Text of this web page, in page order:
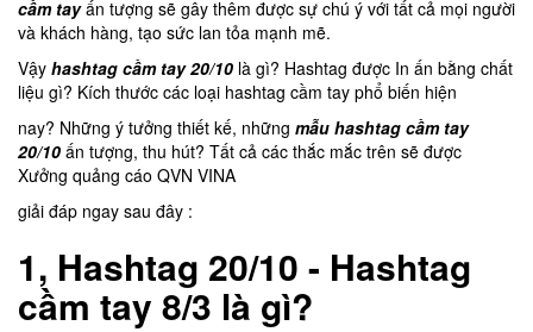
cầm tayấn tượng sẽ gây thêm được sự chú ý với tất cả mọi người
và khách hàng, tạo sức lan tỏa mạnh mẽ.
Vậy hashtag cầm tay 20/10 là gì? Hashtag được In ấn bằng chất
liệu gì? Kích thước các loại hashtag cầm tay phổ biến hiện
nay? Những ý tưởng thiết kế, những mẫu hashtag cầm tay
20/10 ấn tượng, thu hút? Tất cả các thắc mắc trên sẽ được
Xưởng quảng cáo QVN VINA
giải đáp ngay sau đây :
1, Hashtag 20/10 - Hashtag
cầm tay 8/3 là gì?